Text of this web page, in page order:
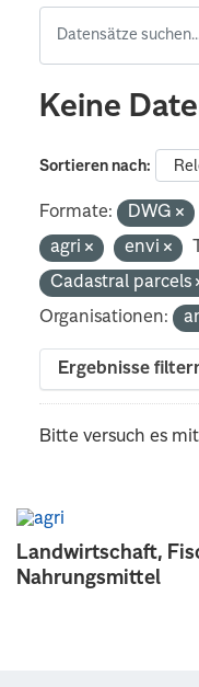
Landwirtschaft,
Nahrungsmittel
Keine
Sortieren nach
Formate: DWG
agri
envi
Cadastral parcels
Organisationen:
Ergebnisse
Bitte versuch es